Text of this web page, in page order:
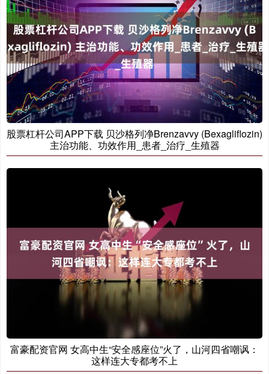
股票杠杆公司APP下载 贝沙格列净Brenzavvy (Bexagliflozin)
主治功能、功效作用_患者_治疗_生殖器
富豪配资官网 女高中生“安全感座位”火了，山河四省嘲讽：
这样连大专都考不上